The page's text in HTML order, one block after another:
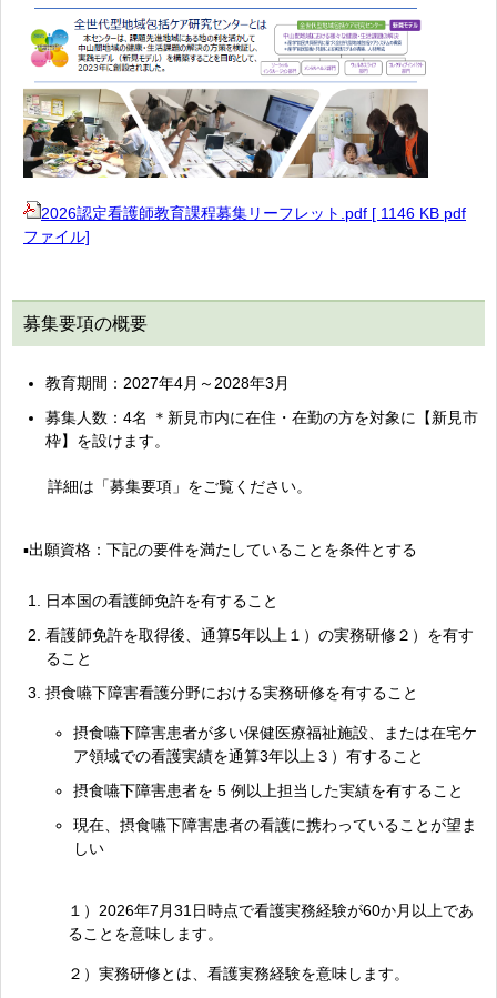
2026認定看護師教育課程募集リーフレット.pdf [ 1146 KB pdf
ファイル]
募集要項の概要
教育期間：2027年4月～2028年3月
募集人数：4名 ＊新見市内に在住・在勤の方を対象に【新見市
枠】を設けます。
詳細は「募集要項」をご覧ください。
▪出願資格：下記の要件を満たしていることを条件とする
日本国の看護師免許を有すること
看護師免許を取得後、通算5年以上１）の実務研修２）を有す
ること
摂食嚥下障害看護分野における実務研修を有すること
摂食嚥下障害患者が多い保健医療福祉施設、または在宅ケ
ア領域での看護実績を通算3年以上３）有すること
摂食嚥下障害患者を 5 例以上担当した実績を有すること
現在、摂食嚥下障害患者の看護に携わっていることが望ま
しい
１）2026年7月31日時点で看護実務経験が60か月以上であ
ることを意味します。
２）実務研修とは、看護実務経験を意味します。